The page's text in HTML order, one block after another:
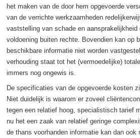
het maken van de door hem opgevoerde
van de verrichte werkzaamheden
vaststelling van schade en
voldoening buiten rechte. Bovendien kan op
beschikbare informatie niet worden
verhouding staat tot het (vermoedelijke)
immers nog ongewis is.
De specificaties van de opgevoerde kosten
Niet duidelijk is waarom er zoveel
tegen een relatief hoog, specialistisch tarief
nu het een zaak van relatief geringe
de thans voorhanden informatie kan dan ook